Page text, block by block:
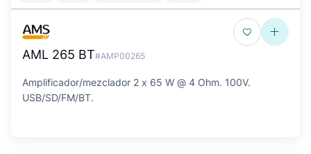
AML 265 BT#AMP00265
Amplificador/mezclador 2 x 65 W @ 4 Ohm. 100V.
USB/SD/FM/BT.